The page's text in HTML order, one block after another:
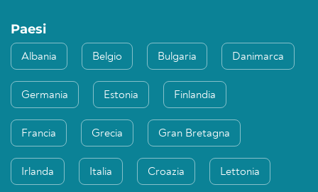
Paesi
Albania Belgio Bulgaria Danimarca
Germania Estonia Finlandia
Francia Grecia Gran Bretagna
Irlanda Italia Croazia Lettonia